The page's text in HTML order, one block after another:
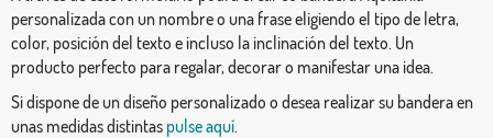
personalizada con un nombre o una frase eligiendo el tipo de letra,
color, posición del texto e incluso la inclinación del texto. Un
producto perfecto para regalar, decorar o manifestar una idea.
Si dispone de un diseño personalizado o desea realizar su bandera en
unas medidas distintas pulse aquí.